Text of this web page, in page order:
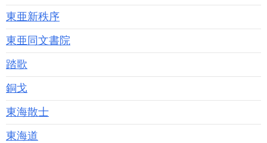
東亜新秩序
東亜同文書院
踏歌
銅戈
東海散士
東海道